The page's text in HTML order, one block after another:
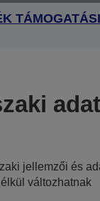
jellemzői és
változhatnak